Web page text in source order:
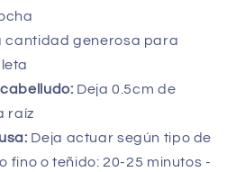
cantidad generosa para
Deja 0.5cm de
raíz
Deja actuar según tipo de
fino o teñido: 20-25 minutos -